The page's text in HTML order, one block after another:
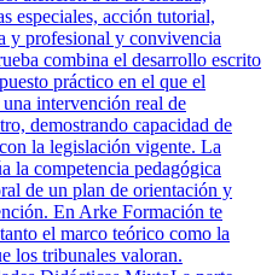
especiales, acción tutorial,
y profesional y convivencia
combina el desarrollo escrito
práctico en el que el
intervención real de
demostrando capacidad de
la legislación vigente. La
la competencia pedagógica
de un plan de orientación y
En Arke Formación te
el marco teórico como la
los tribunales valoran.